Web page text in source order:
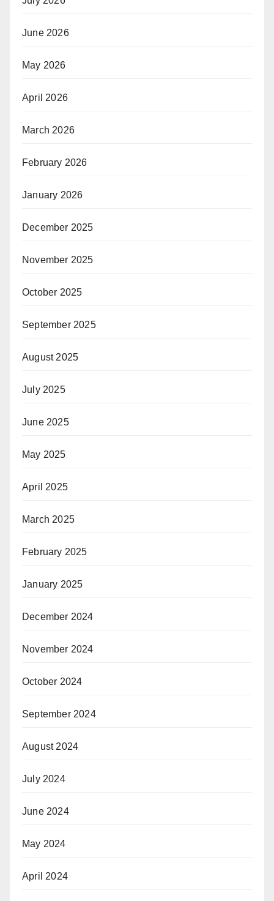
June 2026
May 2026
April 2026
March 2026
February 2026
January 2026
December 2025
November 2025
October 2025
September 2025
August 2025
July 2025
June 2025
May 2025
April 2025
March 2025
February 2025
January 2025
December 2024
November 2024
October 2024
September 2024
August 2024
July 2024
June 2024
May 2024
April 2024